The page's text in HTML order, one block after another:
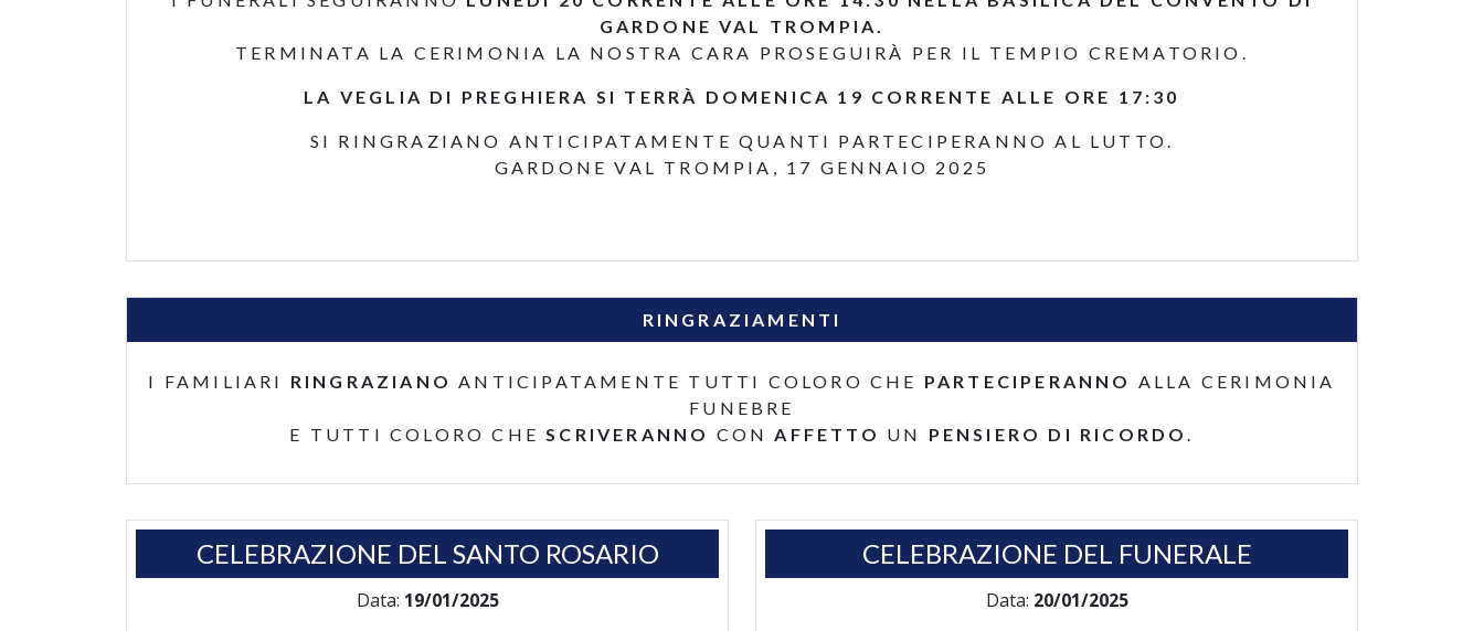
GARDONE VAL TROMPIA.
TERMINATA LA CERIMONIA LA NOSTRA CARA PROSEGUIRÀ PER IL TEMPIO CREMATORIO.
LA VEGLIA DI PREGHIERA SI TERRÀ DOMENICA 19 CORRENTE ALLE ORE 17:30
SI RINGRAZIANO ANTICIPATAMENTE QUANTI PARTECIPERANNO AL LUTTO.
GARDONE VAL TROMPIA, 17 GENNAIO 2025
RINGRAZIAMENTI
I FAMILIARI RINGRAZIANO ANTICIPATAMENTE TUTTI COLORO CHE PARTECIPERANNO ALLA CERIMONIA
FUNEBRE
E TUTTI COLORO CHESCRIVERANNO CONAFFETTO UN PENSIERO DI RICORDO.
CELEBRAZIONE DEL SANTO ROSARIO
Data: 19/01/2025
CELEBRAZIONE DEL FUNERALE
Data: 20/01/2025